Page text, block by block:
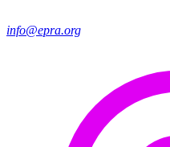
info@epra.org